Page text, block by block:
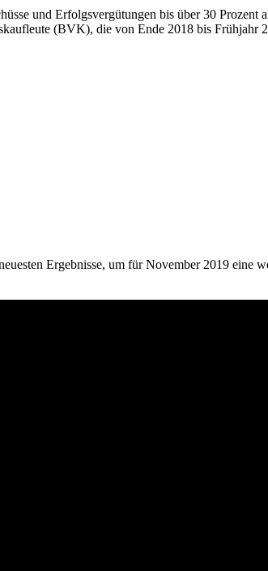
und Erfolgsvergütungen bis über 30
(BVK), die von Ende 2018 bis Frühjahr
Ergebnisse, um für November 2019